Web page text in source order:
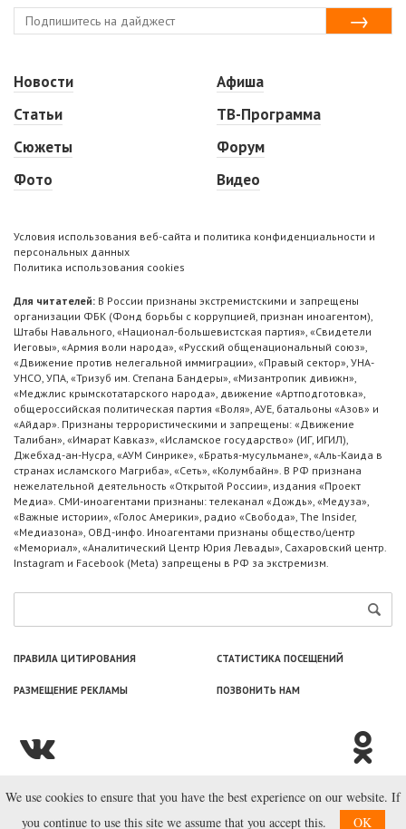
Новости
Статьи
Сюжеты
Фото
Афиша
ТВ-Программа
Форум
Видео
Условия использования веб-сайта и политика конфиденциальности и
персональных данных
Политика использования cookies
Для читателей: В России признаны экстремистскими и запрещены
организации ФБК (Фонд борьбы с коррупцией, признан иноагентом),
Штабы Навального, «Национал-большевистская партия», «Свидетели
Иеговы», «Армия воли народа», «Русский общенациональный союз»,
«Движение против нелегальной иммиграции», «Правый сектор», УНА-
УНСО, УПА, «Тризуб им. Степана Бандеры», «Мизантропик дивижн»,
«Меджлис крымскотатарского народа», движение «Артподготовка»,
общероссийская политическая партия «Воля», АУЕ, батальоны «Азов» и
«Айдар». Признаны террористическими и запрещены: «Движение
Талибан», «Имарат Кавказ», «Исламское государство» (ИГ, ИГИЛ),
Джебхад-ан-Нусра, «АУМ Синрике», «Братья-мусульмане», «Аль-Каида в
странах исламского Магриба», «Сеть», «Колумбайн». В РФ признана
нежелательной деятельность «Открытой России», издания «Проект
Медиа». СМИ-иноагентами признаны: телеканал «Дождь», «Медуза»,
«Важные истории», «Голос Америки», радио «Свобода», The Insider,
«Медиазона», ОВД-инфо. Иноагентами признаны общество/центр
«Мемориал», «Аналитический Центр Юрия Левады», Сахаровский центр.
Instagram и Facebook (Metа) запрещены в РФ за экстремизм.
ПРАВИЛА ЦИТИРОВАНИЯ СТАТИСТИКА ПОСЕЩЕНИЙ
РАЗМЕЩЕНИЕ РЕКЛАМЫ ПОЗВОНИТЬ НАМ
© ООО «Лаборатория Новоcтей», 2003—2026.
We use cookies to ensure that you have the best experience on our website. If
you continue to use this site we assume that you accept this.
OK